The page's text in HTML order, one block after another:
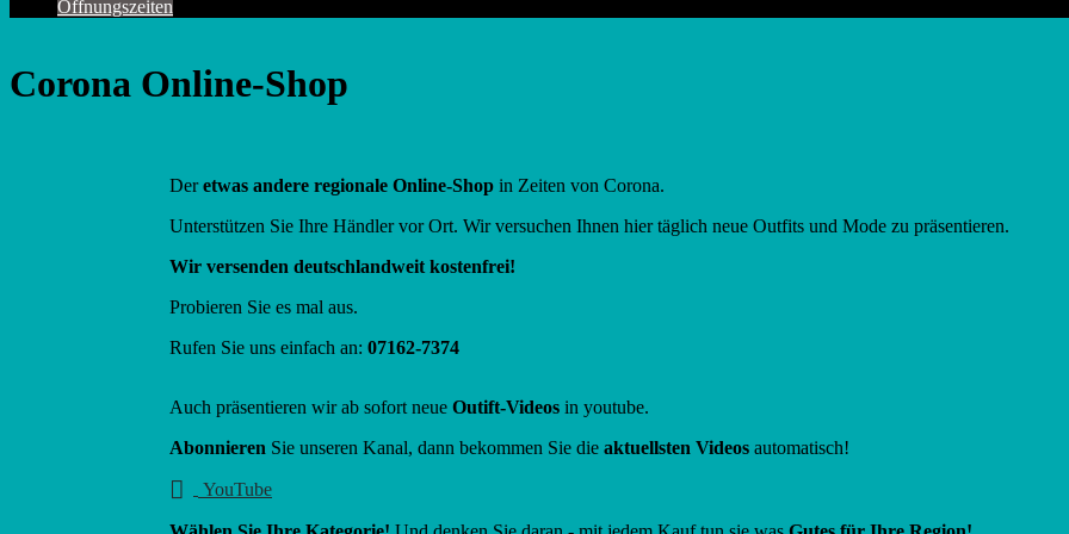
Öffnungszeiten
Corona Online-Shop
Deretwas andere regionale Online-Shop in Zeiten von Corona.
Unterstützen Sie Ihre Händler vor Ort. Wir versuchen Ihnen hier täglich neue Outfits und Mode zu präsentieren.
Wir versenden deutschlandweit kostenfrei!
Probieren Sie es mal aus.
Rufen Sie uns einfach an: 07162-7374
Auch präsentieren wir ab sofort neue Outift-Videos in youtube.
Abonnieren Sie unseren Kanal, dann bekommen Sie die aktuellsten Videos automatisch!
YouTube